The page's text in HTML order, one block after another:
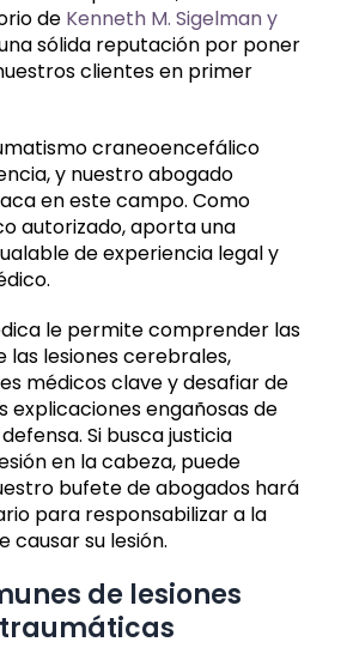
de Kenneth M. Sigelman y
sólida reputación por poner
clientes en primer
craneoencefálico
y nuestro abogado
en este campo. Como
autorizado, aporta una
de experiencia legal y
le permite comprender las
las lesiones cerebrales,
médicos clave y desafiar de
explicaciones engañosas de
Si busca justicia
en la cabeza, puede
bufete de abogados hará
para responsabilizar a la
causar su lesión.
de lesiones